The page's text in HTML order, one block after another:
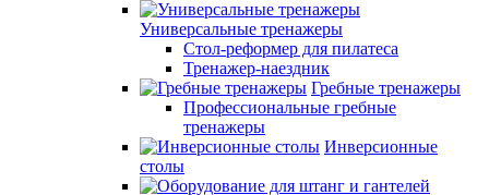
Универсальные тренажеры
Стол-реформер для пилатеса
Тренажер-наездник
Гребные тренажеры
Профессиональные гребные
тренажеры
Инверсионные
столы